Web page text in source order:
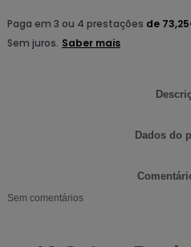
Dados do
Sem comentários